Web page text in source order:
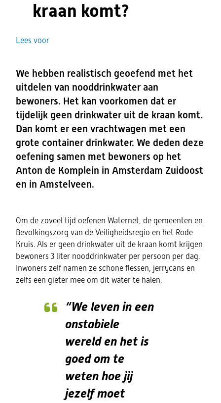
kraan komt?
Lees voor
We hebben realistisch geoefend met het
uitdelen van nooddrinkwater aan
bewoners. Het kan voorkomen dat er
tijdelijk geen drinkwater uit de kraan komt.
Dan komt er een vrachtwagen met een
grote container drinkwater. We deden deze
oefening samen met bewoners op het
Anton de Komplein in Amsterdam Zuidoost
en in Amstelveen.
Om de zoveel tijd oefenen Waternet, de gemeenten en
Bevolkingszorg van de Veiligheidsregio en het Rode
Kruis. Als er geen drinkwater uit de kraan komt krijgen
bewoners 3 liter nooddrinkwater per persoon per dag.
Inwoners zelf namen ze schone flessen, jerrycans en
zelfs een gieter mee om dit water te halen.
“We leven in een
onstabiele
wereld en het is
goed om te
weten hoe jij
jezelf moet